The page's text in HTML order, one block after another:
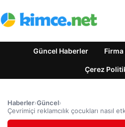
Güncel Haberler Firma
Çerez
Haberler›Güncel›
Çevrimiçi reklamcılık çocukları nasıl